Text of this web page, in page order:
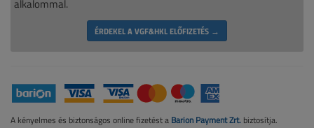
alkalommal.
ÉRDEKEL A VGF&HKL ELŐFIZETÉS →
A kényelmes és biztonságos online fizetést a Barion Payment Zrt. biztosítja.